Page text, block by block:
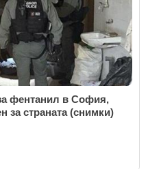
фентанил в София,
за страната (снимки)